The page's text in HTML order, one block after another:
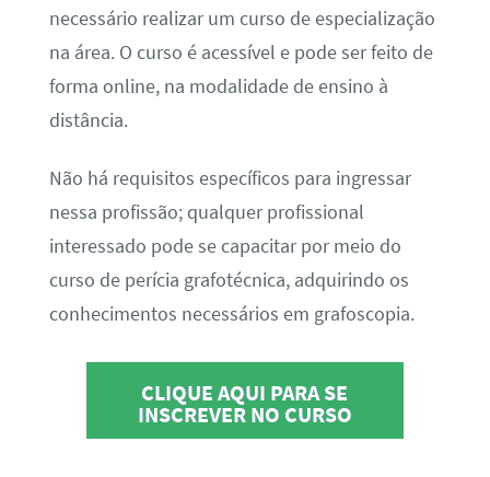
necessário realizar um curso de especialização
na área. O curso é acessível e pode ser feito de
forma online, na modalidade de ensino à
distância.
Não há requisitos específicos para ingressar
nessa profissão; qualquer profissional
interessado pode se capacitar por meio do
curso de perícia grafotécnica, adquirindo os
conhecimentos necessários em grafoscopia.
CLIQUE AQUI PARA SE
INSCREVER NO CURSO